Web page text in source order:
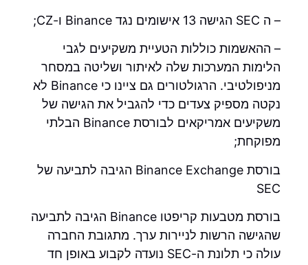
– ה SEC הגישה 13 אישומים נגד Binance ו-CZ;
– ההאשמות כוללות הטעיית משקיעים לגבי
הלימות המערכות שלה לאיתור ושליטה במסחר
מניפולטיבי. הרגולטורים גם ציינו כי Binance לא
נקטה מספיק צעדים כדי להגביל את הגישה של
משקיעים אמריקאים לבורסת Binance הבלתי
מפוקחת;
בורסת Binance Exchange הגיבה לתביעה של
SEC
בורסת מטבעות קריפטו Binance הגיבה לתביעה
שהגישה הרשות לניירות ערך. מתגובת החברה
עולה כי תלונת ה-SEC נועדה לקבוע באופן חד